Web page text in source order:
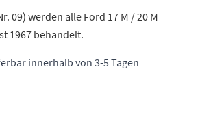
09) werden alle Ford 17 M / 20 M
1967 behandelt.
innerhalb von 3-5 Tagen